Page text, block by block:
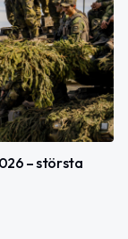
– största